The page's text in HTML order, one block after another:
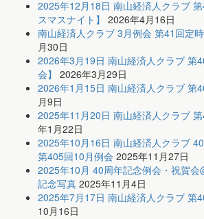
2025年12月18日 南山経済人クラブ
スマスナイト】 2026年4月16日
南山経済人クラブ 3月例会 第41回定
月30日
2026年3月19日 南山経済人クラブ 第
会】 2026年3月29日
2026年1月15日 南山経済人クラブ 第
月9日
2025年11月20日 南山経済人クラブ
年1月22日
2025年10月16日 南山経済人クラブ
第405回10月例会 2025年11月27日
2025年10月 40周年記念例会・祝賀会
記念写真 2025年11月4日
2025年7月17日 南山経済人クラブ 第
10月16日